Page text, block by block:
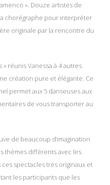
». Douze artistes de
chorégraphe pour interpréter
originale par la rencontre du
» réunis Vanessa à 4 autres
création pure et élégante. Ce
permet aux 5 danseuses aux
de vous transporter au
de beaucoup d’imagination
thèmes différents avec les
spectacles très originaux et
les participants que les